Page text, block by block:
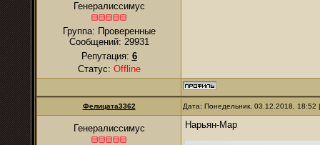
Генералиссимус
Группа: Проверенные
Сообщений: 29931
Репутация: 6
Статус: Offline
Фелицата3362 Дата: Понедельник, 03.12.2018,
Генералиссимус Нарьян-Мар